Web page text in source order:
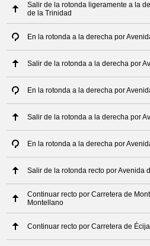
Salir de la rotonda ligeramente a la
de la Trinidad
En la rotonda a la derecha por
Salir de la rotonda a la derecha por
En la rotonda a la derecha por
Salir de la rotonda a la derecha por
En la rotonda a la derecha por
Salir de la rotonda recto por Avenida
Continuar recto por Carretera de
Montellano
Continuar recto por Carretera de